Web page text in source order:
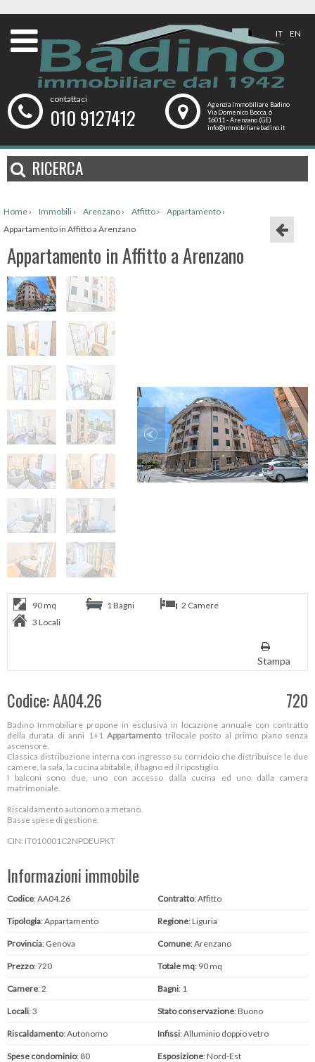
IT EN
contattaci
010 9127412
Agenzia Immobiliare Badino
Via Domenico Bocca, 6
16011 - Arenzano (GE)
info@immobiliarebadino.it
RICERCA
Home › Immobili › Arenzano › Affitto › Appartamento ›
Appartamento in Affitto a Arenzano
Appartamento in Affitto a Arenzano
90 mq 1 Bagni
2 Camere
3 Locali
Stampa
Codice: AA04.26 720
Badino Immobiliare propone in esclusiva in locazione annuale con contratto
della durata di anni 1+1Appartamentotrilocale posto al primo piano senza
ascensore.
Classica distribuzione interna con ingresso su corridoio che distribuisce le due
camere, la sala, la cucina abitabile, il bagno ed il ripostiglio.
I balconi sono due, uno con accesso dalla cucina ed uno dalla camera
matrimoniale.
Riscaldamento autonomo a metano.
Basse spese di gestione.
CIN: IT010001C2NPDEUPKT
Informazioni immobile
Codice: AA04.26 Contratto: Affitto
Tipologia: Appartamento Regione: Liguria
Provincia: Genova Comune: Arenzano
Prezzo: 720 Totale mq: 90 mq
Camere: 2 Bagni: 1
Locali: 3 Stato conservazione: Buono
Riscaldamento: Autonomo Infissi: Alluminio doppio vetro
Spese condominio: 80 Esposizione: Nord-Est